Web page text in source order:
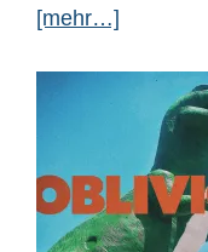
[mehr…]